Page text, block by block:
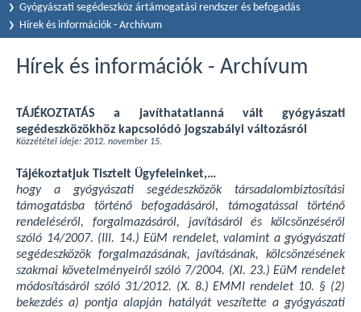
Gyógyászati segédeszköz ártámogatási rendszer és befogadás
Hírek és információk - Archívum
Hírek és információk - Archívum
TÁJÉKOZTATÁS a javíthatatlanná vált gyógyászati
segédeszközökhöz kapcsolódó jogszabályi változásról
Közzététel ideje: 2012. november 15.
Tájékoztatjuk Tisztelt Ügyfeleinket,…
hogy a gyógyászati segédeszközök társadalombiztosítási
támogatásba történő befogadásáról, támogatással történő
rendeléséről, forgalmazásáról, javításáról és kölcsönzéséről
szóló 14/2007. (III. 14.) EüM rendelet, valamint a gyógyászati
segédeszközök forgalmazásának, javításának, kölcsönzésének
szakmai követelményeiről szóló 7/2004. (XI. 23.) EüM rendelet
módosításáról szóló 31/2012. (X. 8.) EMMI rendelet 10. § (2)
bekezdés a) pontja alapján hatályát veszítette a gyógyászati